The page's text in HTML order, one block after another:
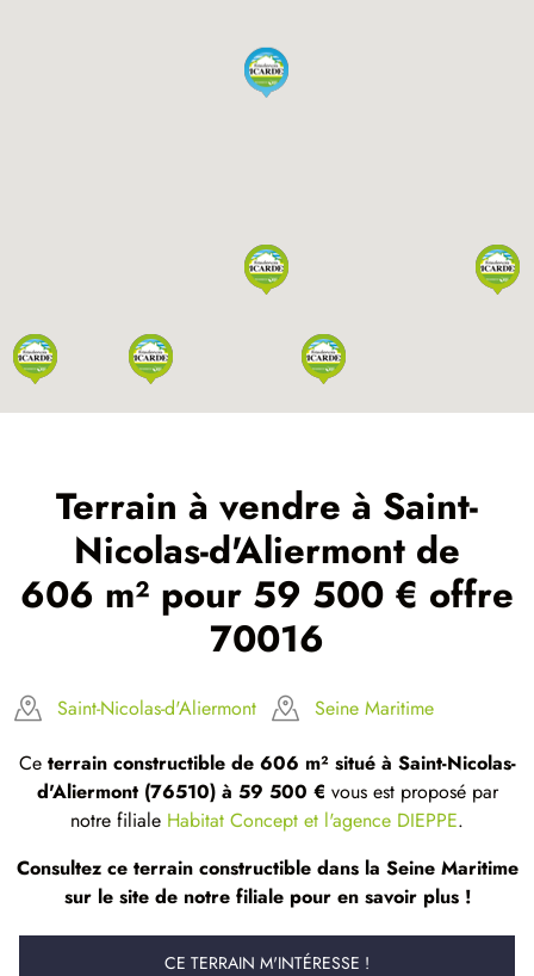
Terrain à vendre à Saint-
Nicolas-d'Aliermont de
606 m² pour 59 500 € offre
70016
Saint-Nicolas-d'Aliermont Seine Maritime
Ce terrain constructible de 606 m² situé à Saint-Nicolas-
d'Aliermont (76510) à 59 500 € vous est proposé par
notre filiale Habitat Concept et l'agence DIEPPE.
Consultez ce terrain constructible dans la Seine Maritime
sur le site de notre filiale pour en savoir plus !
CE TERRAIN M'INTÉRESSE !